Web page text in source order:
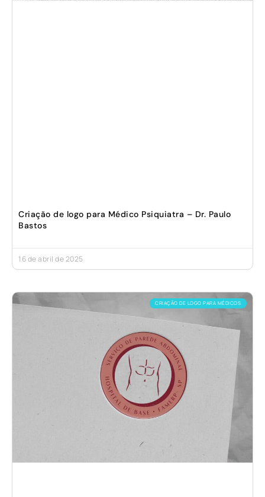
Criação de logo para Médico Psiquiatra – Dr. Paulo
Bastos
16 de abril de 2025
CRIAÇÃO DE LOGO PARA MÉDICOS